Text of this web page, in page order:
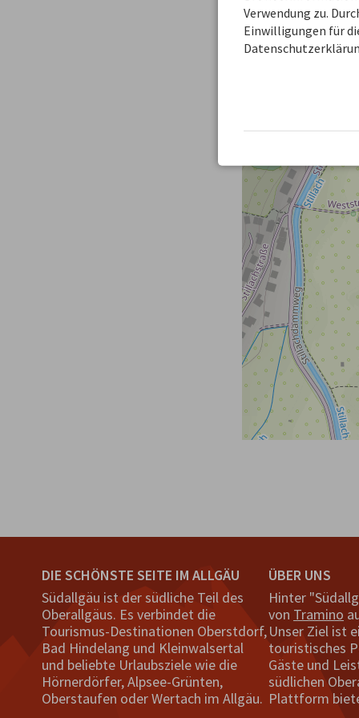
−
DIE SCHÖNSTE SEITE IM ALLGÄU
Südallgäu ist der südliche Teil des
Oberallgäus. Es verbindet die
Tourismus-Destinationen Oberstdorf,
Bad Hindelang und Kleinwalsertal
und beliebte Urlaubsziele wie die
Hörnerdörfer, Alpsee-Grünten,
Oberstaufen oder Wertach im Allgäu.
ÜBER UNS
Hinter
von Tramino
Unser Ziel ist
touristisches
Gäste und
südlichen
Plattform
Verwendung zu.
Einwilligungen für